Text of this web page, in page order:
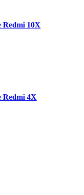
Redmi 10X
Redmi 4X